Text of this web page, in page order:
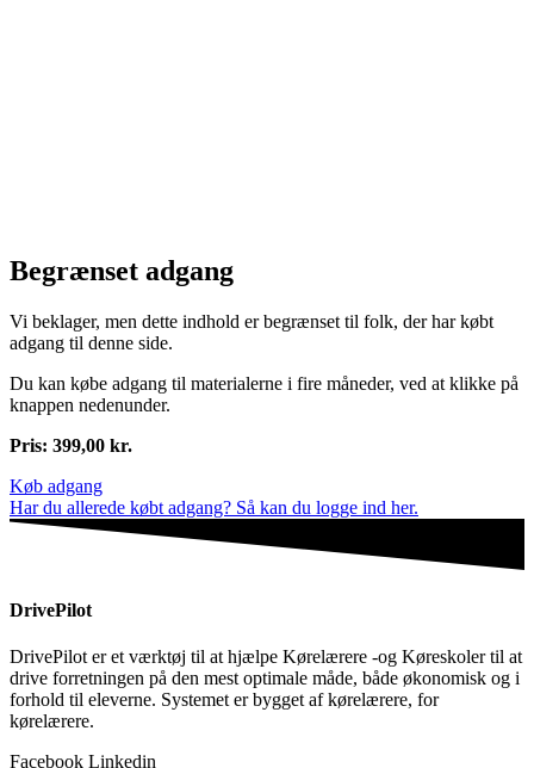
Begrænset adgang
Vi beklager, men dette indhold er begrænset til folk, der har købt
adgang til denne side.
Du kan købe adgang til materialerne i fire måneder, ved at klikke på
knappen nedenunder.
Pris: 399,00 kr.
Køb adgang
Har du allerede købt adgang? Så kan du logge ind her.
DrivePilot
DrivePilot er et værktøj til at hjælpe Kørelærere -og Køreskoler til at
drive forretningen på den mest optimale måde, både økonomisk og i
forhold til eleverne. Systemet er bygget af kørelærere, for
kørelærere.
Facebook Linkedin